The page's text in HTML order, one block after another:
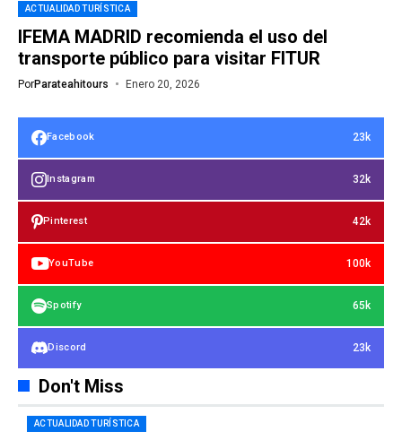
ACTUALIDAD TURÍSTICA
IFEMA MADRID recomienda el uso del
transporte público para visitar FITUR
PorParateahitours Enero 20, 2026
Facebook 23k
Instagram 32k
Pinterest 42k
YouTube 100k
Spotify 65k
Discord 23k
Don't Miss
ACTUALIDAD TURÍSTICA